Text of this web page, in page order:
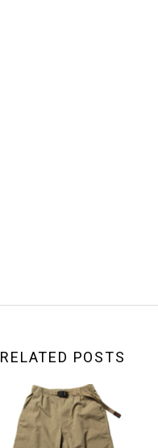
RELATED POSTS